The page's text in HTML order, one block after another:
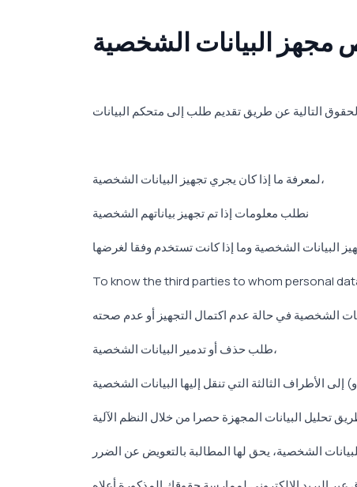
البيانات الشخصية
لمعرفة ما إذا كان يجري تجهيز البيانات الشخصية،
نطلب معلومات إذا تم تجهيز بياناتهم الشخصية
To know the third parties to whom personal
طلب حذف أو تدمير البيانات الشخصية،